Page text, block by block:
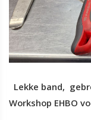
Lekke band,
Workshop EHBO